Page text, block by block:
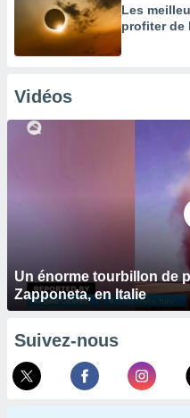
Les
profiter de
Vidéos
Un énorme tourbillon de
Zapponeta, en Italie
Suivez-nous